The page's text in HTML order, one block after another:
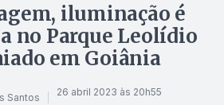
iluminação é
no Parque Leolídio
em Goiânia
Santos 26 abril 2023 às 20h55